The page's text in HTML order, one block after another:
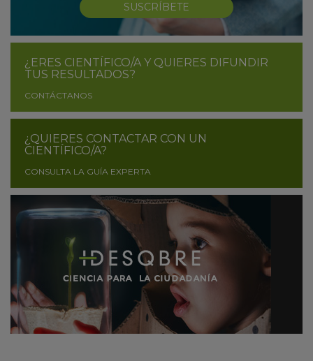
SUSCRÍBETE
¿ERES CIENTÍFICO/A Y QUIERES DIFUNDIR
TUS RESULTADOS?
CONTÁCTANOS
¿QUIERES CONTACTAR CON UN
CIENTÍFICO/A?
CONSULTA LA GUÍA EXPERTA